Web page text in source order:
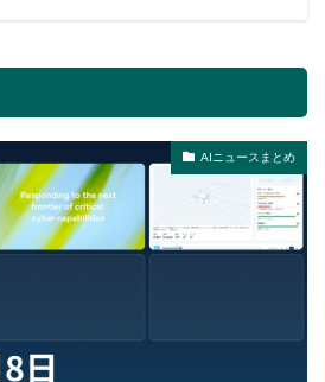
AIニュースまとめ